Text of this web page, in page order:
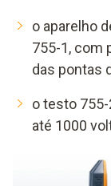
o aparelho
755-1, com
das pontas
o testo
até 1000